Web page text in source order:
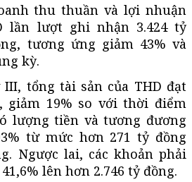
thu thuần và lợi nhuận
lần lượt ghi nhận 3.424 tỷ
tương ứng giảm 43% và
kỳ.
tổng tài sản của THD đạt
giảm 19% so với thời điểm
lượng tiền và tương đương
từ mức hơn 271 tỷ đồng
Ngược lai, các khoản phải
lên hơn 2.746 tỷ đồng.